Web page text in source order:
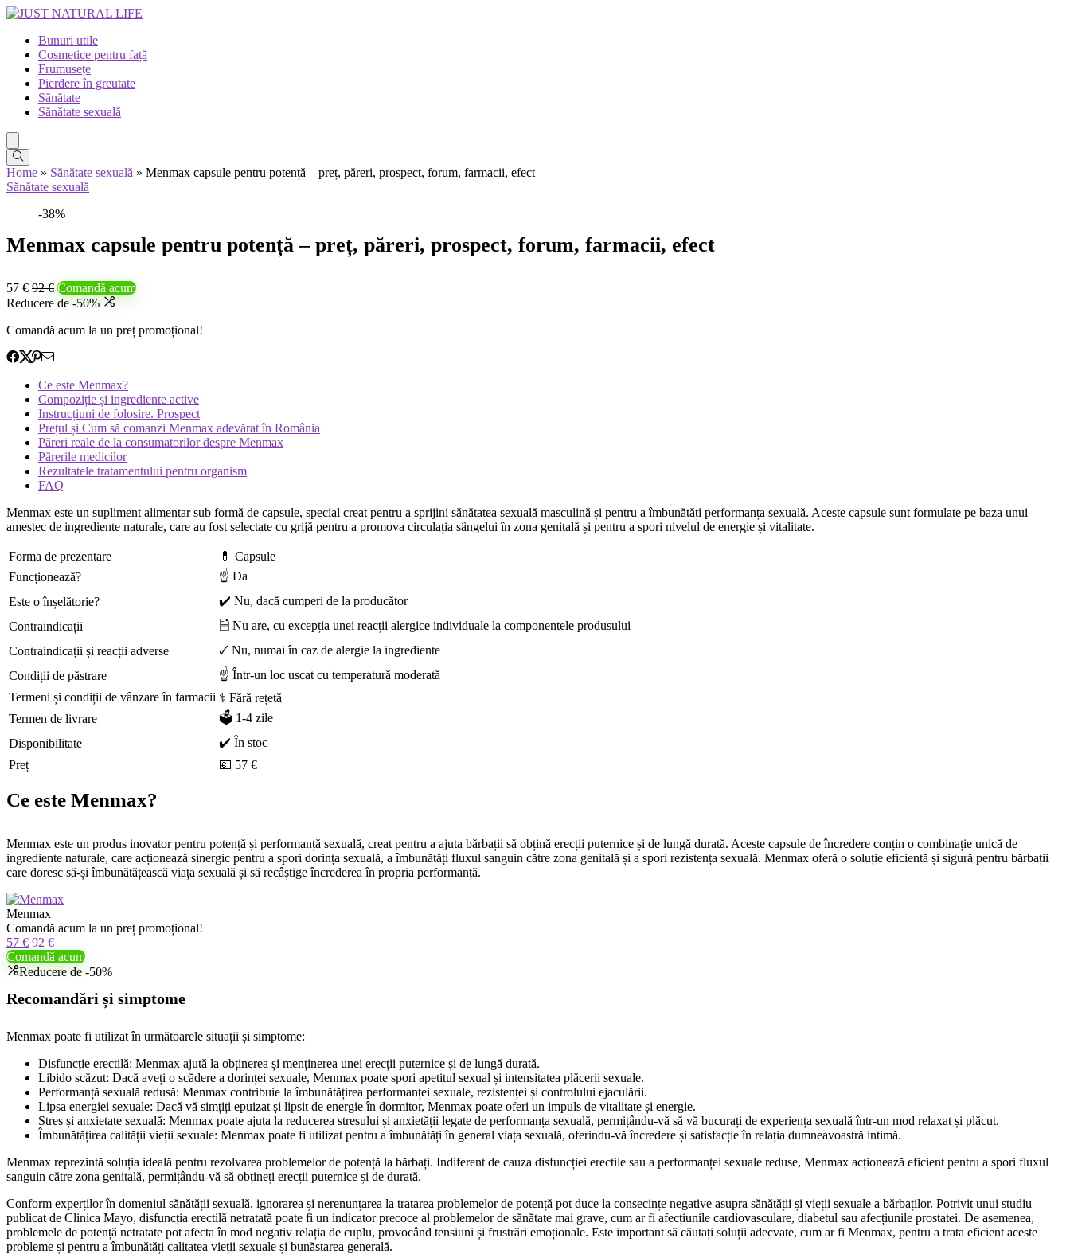
Bunuri utile
Cosmetice pentru față
Frumusețe
Pierdere în greutate
Sănătate
Sănătate sexuală
Home » Sănătate sexuală » Menmax capsule pentru potență – preț, păreri, prospect, forum, farmacii, efect
Sănătate sexuală
-38%
Menmax capsule pentru potență – preț, păreri, prospect, forum, farmacii, efect
57 € 92 € Comandă acum
Reducere de -50%
Comandă acum la un preț promoțional!
Ce este Menmax?
Compoziție și ingrediente active
Instrucțiuni de folosire. Prospect
Prețul și Cum să comanzi Menmax adevărat în România
Păreri reale de la consumatorilor despre Menmax
Părerile medicilor
Rezultatele tratamentului pentru organism
FAQ
Menmax este un supliment alimentar sub formă de capsule, special creat pentru a sprijini sănătatea sexuală masculină și pentru a îmbunătăți performanța sexuală. Aceste capsule sunt formulate pe baza unui
amestec de ingrediente naturale, care au fost selectate cu grijă pentru a promova circulația sângelui în zona genitală și pentru a spori nivelul de energie și vitalitate.
Forma de prezentare
💊 Capsule
Funcționează?
☝ Da
Este o înșelătorie?
✔️ Nu, dacă cumperi de la producător
Contraindicații
🗎 Nu are, cu excepția unei reacții alergice individuale la componentele produsului
Contraindicații și reacții adverse
🗸 Nu, numai în caz de alergie la ingrediente
Condiții de păstrare
☝ Într-un loc uscat cu temperatură moderată
Termeni și condiții de vânzare în farmacii ⚕️ Fără rețetă
Termen de livrare
🗳️ 1-4 zile
Disponibilitate
✔️ În stoc
Preț
💶 57 €
Ce este Menmax?
Menmax este un produs inovator pentru potență și performanță sexuală, creat pentru a ajuta bărbații să obțină erecții puternice și de lungă durată. Aceste capsule de încredere conțin o combinație unică de
ingrediente naturale, care acționează sinergic pentru a spori dorința sexuală, a îmbunătăți fluxul sanguin către zona genitală și a spori rezistența sexuală. Menmax oferă o soluție eficientă și sigură pentru bărbații
care doresc să-și îmbunătățească viața sexuală și să recâștige încrederea în propria performanță.
Menmax
Comandă acum la un preț promoțional!
57 € 92 €
Comandă acum
Reducere de -50%
Recomandări și simptome
Menmax poate fi utilizat în următoarele situații și simptome:
Disfuncție erectilă: Menmax ajută la obținerea și menținerea unei erecții puternice și de lungă durată.
Libido scăzut: Dacă aveți o scădere a dorinței sexuale, Menmax poate spori apetitul sexual și intensitatea plăcerii sexuale.
Performanță sexuală redusă: Menmax contribuie la îmbunătățirea performanței sexuale, rezistenței și controlului ejaculării.
Lipsa energiei sexuale: Dacă vă simțiți epuizat și lipsit de energie în dormitor, Menmax poate oferi un impuls de vitalitate și energie.
Stres și anxietate sexuală: Menmax poate ajuta la reducerea stresului și anxietății legate de performanța sexuală, permițându-vă să vă bucurați de experiența sexuală într-un mod relaxat și plăcut.
Îmbunătățirea calității vieții sexuale: Menmax poate fi utilizat pentru a îmbunătăți în general viața sexuală, oferindu-vă încredere și satisfacție în relația dumneavoastră intimă.
Menmax reprezintă soluția ideală pentru rezolvarea problemelor de potență la bărbați. Indiferent de cauza disfuncției erectile sau a performanței sexuale reduse, Menmax acționează eficient pentru a spori fluxul
sanguin către zona genitală, permițându-vă să obțineți erecții puternice și de durată.
Conform experților în domeniul sănătății sexuală, ignorarea și nerenunțarea la tratarea problemelor de potență pot duce la consecințe negative asupra sănătății și vieții sexuale a bărbaților. Potrivit unui studiu
publicat de Clinica Mayo, disfuncția erectilă netratată poate fi un indicator precoce al problemelor de sănătate mai grave, cum ar fi afecțiunile cardiovasculare, diabetul sau afecțiunile prostatei. De asemenea,
problemele de potență netratate pot afecta în mod negativ relația de cuplu, provocând tensiuni și frustrări emoționale. Este important să căutați soluții adecvate, cum ar fi Menmax, pentru a trata eficient aceste
probleme și pentru a îmbunătăți calitatea vieții sexuale și bunăstarea generală.